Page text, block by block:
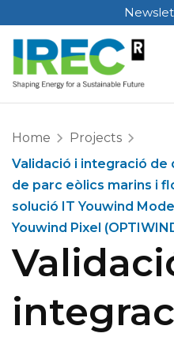
Skip
to
content
Home
Projects
Validació i integració
de parc eòlics marins i
solució IT Youwind
Youwind Pixel